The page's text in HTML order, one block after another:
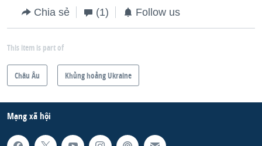
Chia sẻ (1) Follow us
This item is part of
Châu Âu Khủng hoảng Ukraine
Mạng xã hội